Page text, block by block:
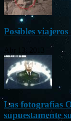
Posibles
Abr 13, 2013
Las fotografías
supuestamente